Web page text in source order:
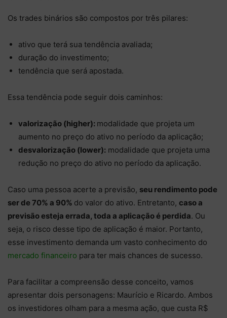
Os trades binários são compostos por três pilares:
ativo que terá sua tendência avaliada;
duração do investimento;
tendência que será apostada.
Essa tendência pode seguir dois caminhos:
valorização (higher): modalidade que projeta um
aumento no preço do ativo no período da aplicação;
desvalorização (lower): modalidade que projeta uma
redução no preço do ativo no período da aplicação.
Caso uma pessoa acerte a previsão, seu rendimento pode
ser de 70% a 90% do valor do ativo. Entretanto, caso a
previsão esteja errada, toda a aplicação é perdida. Ou
seja, o risco desse tipo de aplicação é maior. Portanto,
esse investimento demanda um vasto conhecimento do
mercado financeiro para ter mais chances de sucesso.
Para facilitar a compreensão desse conceito, vamos
apresentar dois personagens: Maurício e Ricardo. Ambos
os investidores olham para a mesma ação, que custa R$